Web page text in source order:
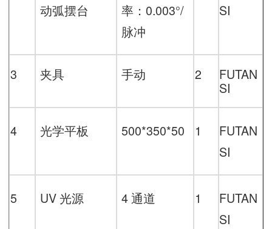
动弧摆台 率： 0.003°/
脉冲
SI
3 夹具 手动 2 FUTAN
SI
4 光学平板 500*350*50 1
FUTAN
SI
5 UV光源 4通道 1
FUTAN
SI